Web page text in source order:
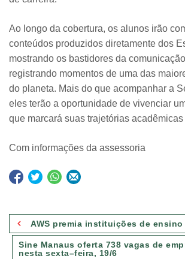
Ao longo da cobertura, os alunos irão
conteúdos produzidos diretamente dos
mostrando os bastidores da
registrando momentos de uma das
do planeta. Mais do que acompanhar a
eles terão a oportunidade de vivenciar
que marcará suas trajetórias
Com informações da assessoria
Navegação
de
Post
AWS premia instituições de
Sine Manaus oferta 738 vagas de
nesta sexta–feira, 19/6